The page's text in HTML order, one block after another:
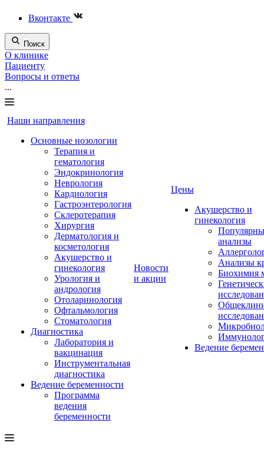
Вконтакте
Поиск
О клинике
Пациенту
Вопросы и ответы
...
Наши направления
Основные нозологии
Терапия и
гематология
Эндокринология
Неврология
Кардиология
Гастроэнтерология
Склеротерапия
Хирургия
Дерматология и
косметология
Акушерство и
гинекология
Урология и
андрология
Отоларинология
Офтальмология
Стоматология
Диагностика
Лаборатория и
вакцинация
Инструментальная
диагностика
Ведение беременности
Программа
ведения
беременности
Новости
и акции
Цены
Акушерство и
гинекология
анализы
Анализы
Биохимия
Ведение